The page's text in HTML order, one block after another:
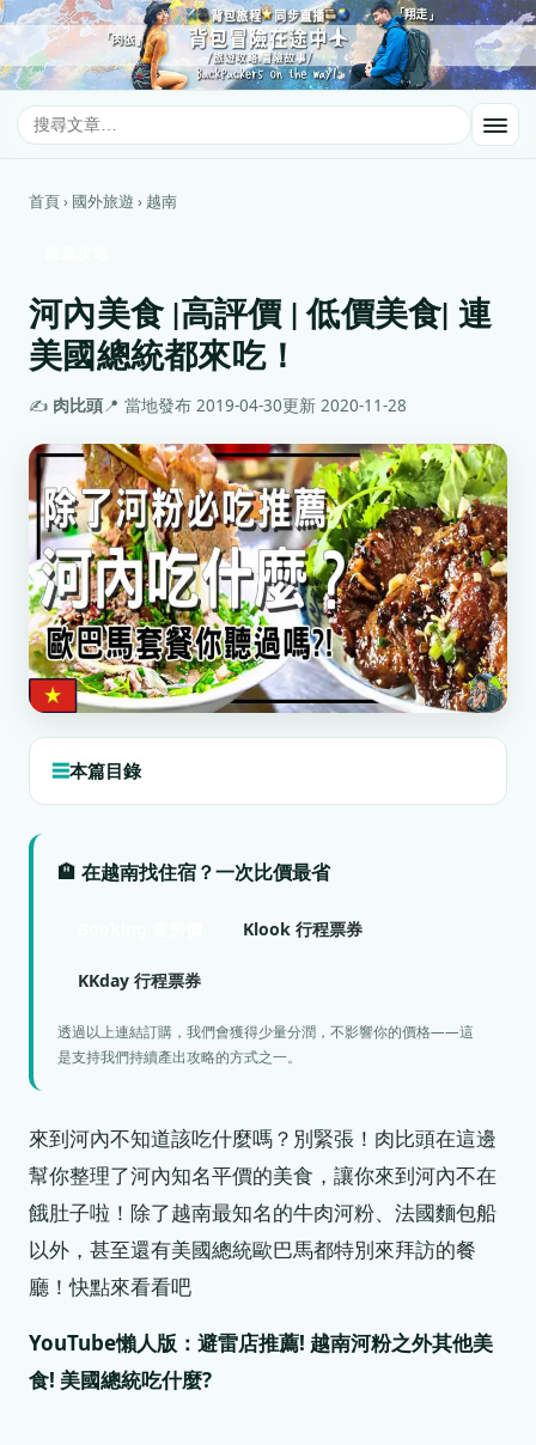
首頁 › 國外旅遊 › 越南
河內美食 |高評價 | 低價美食| 連
美國總統都來吃！
✍️ 肉比頭📍 當地發布 2019-04-30更新 2020-11-28
本篇目錄
🏨 在越南找住宿？一次比價最省
Klook 行程票券
KKday 行程票券
透過以上連結訂購，我們會獲得少量分潤，不影響你的價格——這
是支持我們持續產出攻略的方式之一。
來到河內不知道該吃什麼嗎？別緊張！肉比頭在這邊
幫你整理了河內知名平價的美食，讓你來到河內不在
餓肚子啦！除了越南最知名的牛肉河粉、法國麵包船
以外，甚至還有美國總統歐巴馬都特別來拜訪的餐
廳！快點來看看吧
YouTube懶人版：避雷店推薦! 越南河粉之外其他美
食! 美國總統吃什麼?